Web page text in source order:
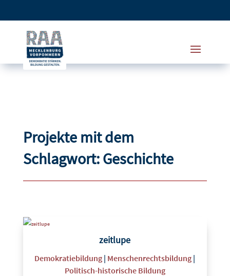
Projekte mit dem
Schlagwort: Geschichte
zeitlupe
Demokratiebildung | Menschenrechtsbildung |
Politisch-historische Bildung